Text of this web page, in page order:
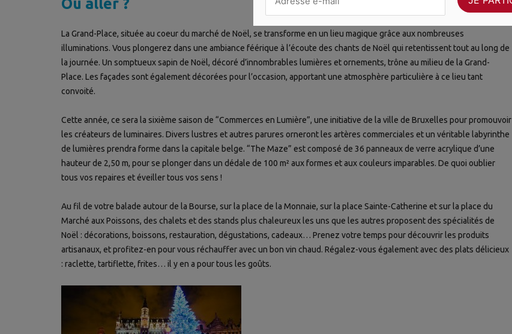
Où aller ?
La Grand-Place, située au coeur du marché de Noël, se transforme en un lieu magique grâce aux nombreuses
illuminations. Vous plongerez dans une ambiance féérique à l’écoute des chants de Noël qui retentissent tout au long de
la journée. Un somptueux sapin de Noël, décoré d’innombrables lumières et ornements, trône au milieu de la Grand-
Place. Les façades sont également décorées pour l’occasion, apportant une atmosphère particulière à ce lieu tant
convoité.
Cette année, ce sera la sixième saison de “Commerces en Lumière”, une initiative de la ville de Bruxelles pour promouvoir
les créateurs de luminaires. Divers lustres et autres parures orneront les artères commerciales et un véritable labyrinthe
de lumières prendra forme dans la capitale belge. “The Maze” est composé de 36 panneaux de verre acrylique d’une
hauteur de 2,50 m, pour se plonger dans un dédale de 100 m² aux formes et aux couleurs imparables. De quoi oublier
tous vos repaires et éveiller tous vos sens !
Au fil de votre balade autour de la Bourse, sur la place de la Monnaie, sur la place Sainte-Catherine et sur la place du
Marché aux Poissons, des chalets et des stands plus chaleureux les uns que les autres proposent des spécialités de
Noël : décorations, boissons, restauration, dégustations, cadeaux… Prenez votre temps pour découvrir les produits
artisanaux, et profitez-en pour vous réchauffer avec un bon vin chaud. Régalez-vous également avec des plats délicieux
: raclette, tartiflette, frites… il y en a pour tous les goûts.